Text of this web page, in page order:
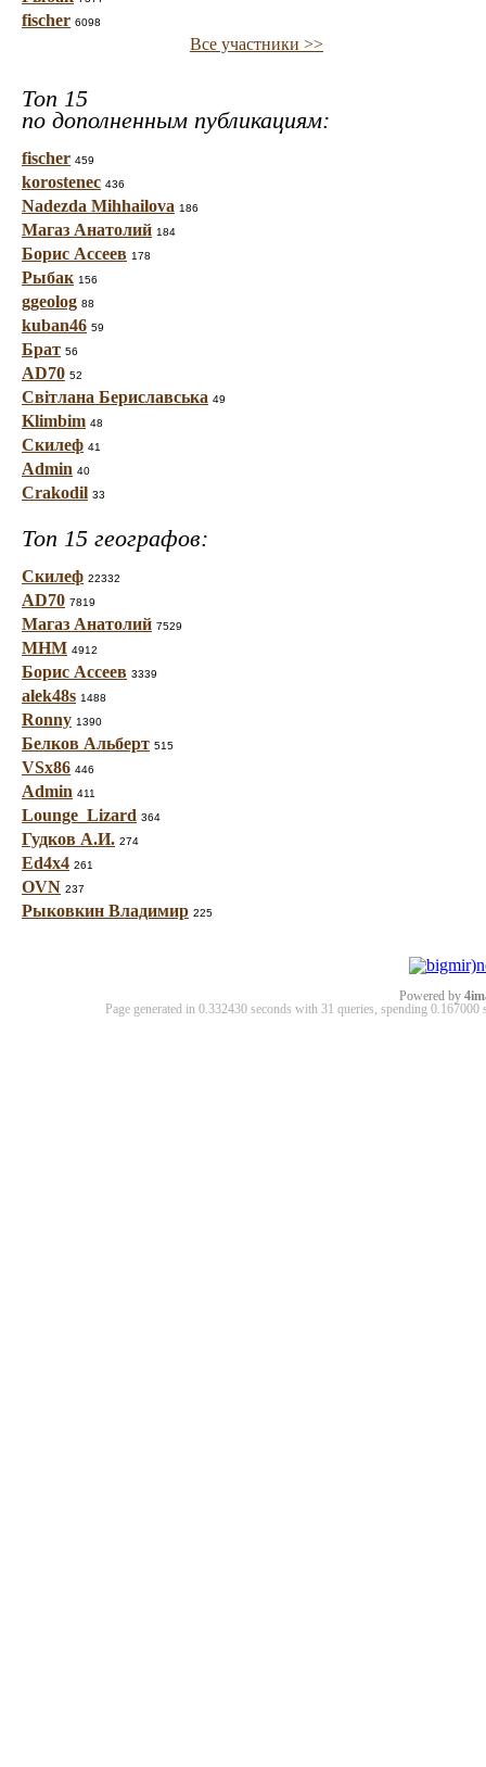
fischer 6098
Все участники >>
Топ 15
по дополненным публикациям:
fischer 459
korostenec 436
Nadezda Mihhailova 186
Магаз Анатолий 184
Борис Ассеев 178
Рыбак 156
ggeolog 88
kuban46 59
Брат 56
AD70 52
Світлана Бериславська 49
Klimbim 48
Скилеф 41
Admin 40
Crakodil 33
Топ 15 географов:
Скилеф 22332
AD70 7819
Магаз Анатолий 7529
МНМ 4912
Борис Ассеев 3339
alek48s 1488
Ronny 1390
Белков Альберт 515
VSx86 446
Admin 411
Lounge_Lizard 364
Гудков А.И. 274
Ed4x4 261
OVN 237
Рыковкин Владимир 225
Powered by
Page generated in 0.332430 seconds with 31 queries, spending